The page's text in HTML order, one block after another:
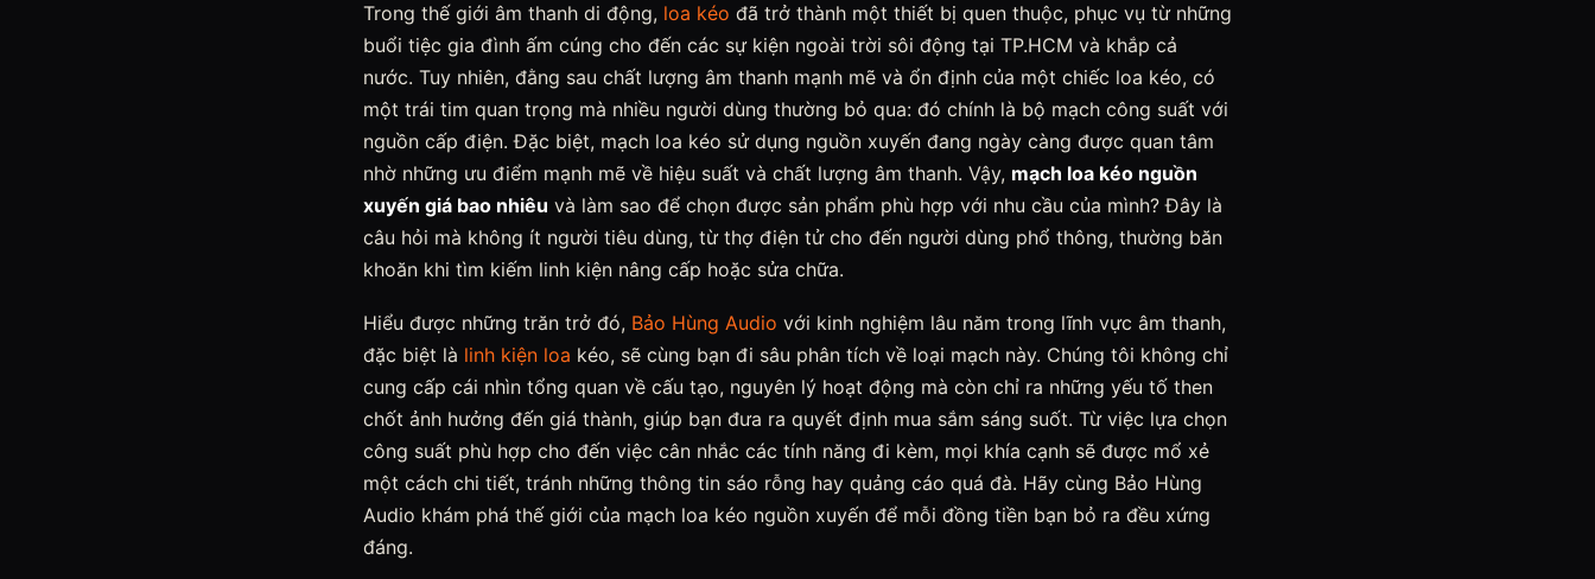
Trong thế giới âm thanh di động, loa kéo đã trở thành một thiết bị quen thuộc, phục vụ từ những
buổi tiệc gia đình ấm cúng cho đến các sự kiện ngoài trời sôi động tại TP.HCM và khắp cả
nước. Tuy nhiên, đằng sau chất lượng âm thanh mạnh mẽ và ổn định của một chiếc loa kéo, có
một trái tim quan trọng mà nhiều người dùng thường bỏ qua: đó chính là bộ mạch công suất với
nguồn cấp điện. Đặc biệt, mạch loa kéo sử dụng nguồn xuyến đang ngày càng được quan tâm
nhờ những ưu điểm mạnh mẽ về hiệu suất và chất lượng âm thanh. Vậy, mạch loa kéo nguồn
xuyến giá bao nhiêu và làm sao để chọn được sản phẩm phù hợp với nhu cầu của mình? Đây là
câu hỏi mà không ít người tiêu dùng, từ thợ điện tử cho đến người dùng phổ thông, thường băn
khoăn khi tìm kiếm linh kiện nâng cấp hoặc sửa chữa.
Hiểu được những trăn trở đó, Bảo Hùng Audio với kinh nghiệm lâu năm trong lĩnh vực âm thanh,
đặc biệt là linh kiện loa kéo, sẽ cùng bạn đi sâu phân tích về loại mạch này. Chúng tôi không chỉ
cung cấp cái nhìn tổng quan về cấu tạo, nguyên lý hoạt động mà còn chỉ ra những yếu tố then
chốt ảnh hưởng đến giá thành, giúp bạn đưa ra quyết định mua sắm sáng suốt. Từ việc lựa chọn
công suất phù hợp cho đến việc cân nhắc các tính năng đi kèm, mọi khía cạnh sẽ được mổ xẻ
một cách chi tiết, tránh những thông tin sáo rỗng hay quảng cáo quá đà. Hãy cùng Bảo Hùng
Audio khám phá thế giới của mạch loa kéo nguồn xuyến để mỗi đồng tiền bạn bỏ ra đều xứng
đáng.